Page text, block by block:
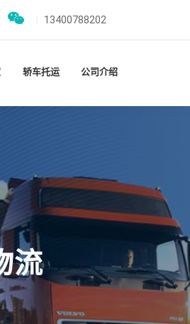
13400788202
轿车托运 公司介绍
流